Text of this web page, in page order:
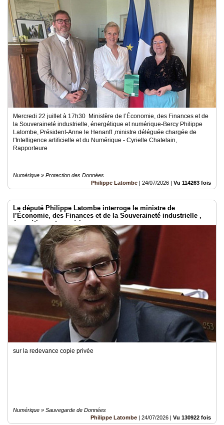
Mercredi 22 juillet à 17h30 Ministère de l’Économie, des Finances et de
la Souveraineté industrielle, énergétique et numérique-Bercy Philippe
Latombe, Président-Anne le Henanff ,ministre déléguée chargée de
l'Intelligence artificielle et du Numérique - Cyrielle Chatelain,
Rapporteure
Numérique » Protection des Données
Philippe Latombe | 24/07/2026 | Vu 114263 fois
Le député Philippe Latombe interroge le ministre de
l’Économie, des Finances et de la Souveraineté industrielle ,
énergétique et numérique
sur la redevance copie privée
Numérique » Sauvegarde de Données
Philippe Latombe | 24/07/2026 | Vu 130922 fois